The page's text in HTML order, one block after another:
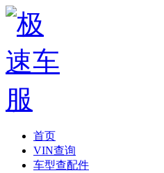
首页
VIN查询
车型查配件